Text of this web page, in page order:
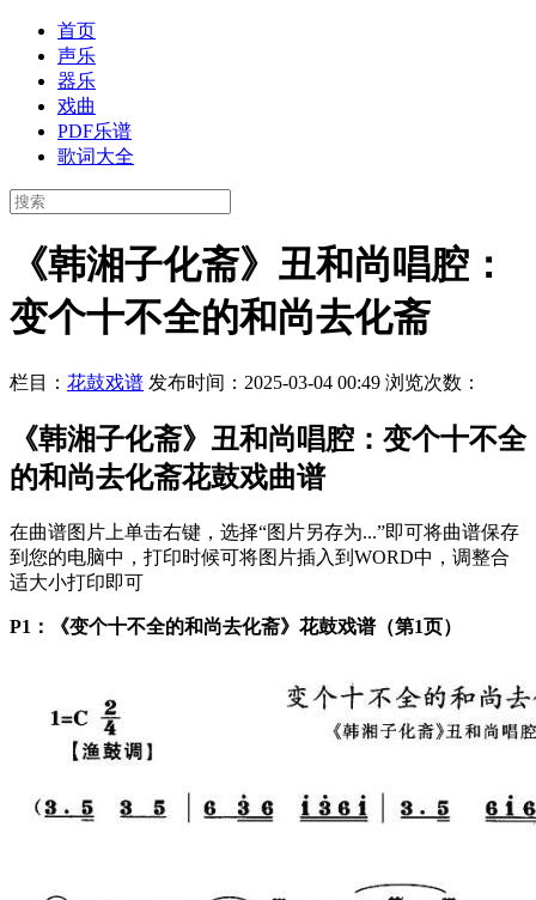
首页
声乐
器乐
戏曲
PDF乐谱
歌词大全
《韩湘子化斋》丑和尚唱腔：
变个十不全的和尚去化斋
栏目： 花鼓戏谱 发布时间：2025-03-04 00:49 浏览次数：
《韩湘子化斋》丑和尚唱腔：变个十不全
的和尚去化斋花鼓戏曲谱
在曲谱图片上单击右键，选择“图片另存为...”即可将曲谱保存
到您的电脑中，打印时候可将图片插入到WORD中，调整合
适大小打印即可
P1：《变个十不全的和尚去化斋》花鼓戏谱（第1页）